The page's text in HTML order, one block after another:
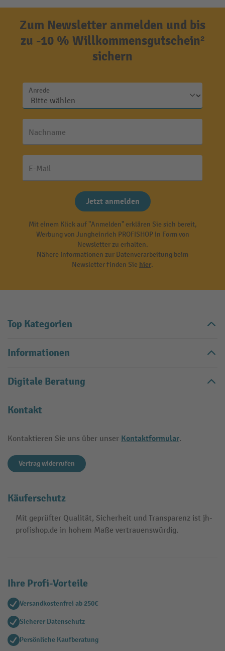
Zum Newsletter anmelden und bis
zu -10 % Willkommensgutschein²
sichern
Anrede
Nachname
E-Mail
Jetzt anmelden
Mit einem Klick auf "Anmelden" erklären Sie sich bereit,
Werbung von Jungheinrich PROFISHOP in Form von
Newsletter zu erhalten.
Nähere Informationen zur Datenverarbeitung beim
Newsletter finden Sie hier.
Top Kategorien
Informationen
Digitale Beratung
Kontakt
Kontaktieren Sie uns über unser Kontaktformular.
Vertrag widerrufen
Käuferschutz
Mit geprüfter Qualität, Sicherheit und Transparenz ist jh-
profishop.de in hohem Maße vertrauenswürdig.
Ihre Profi-Vorteile
Versandkostenfrei ab 250€
Sicherer Datenschutz
Persönliche Kaufberatung